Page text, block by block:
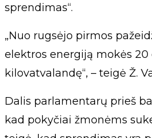
sprendimas“.
„Nuo rugsėjo pirmos
elektros energiją mokės 20
kilovatvalandę“, – teigė Ž.
Dalis parlamentarų prieš
kad pokyčiai žmonėms